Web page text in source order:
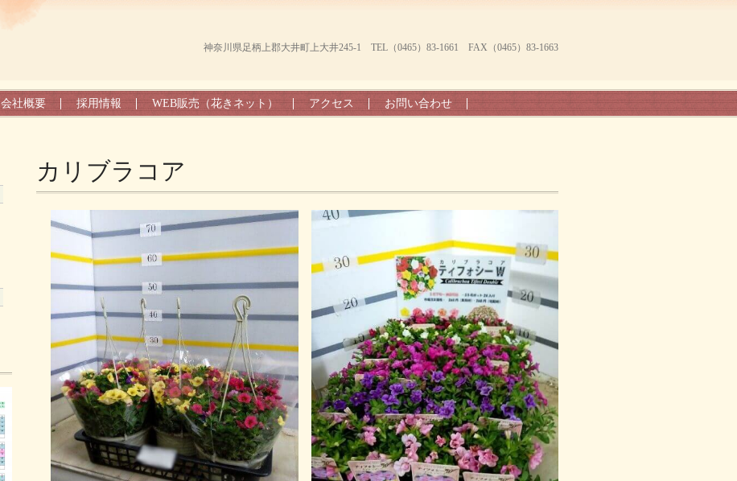
神奈川県足柄上郡大井町上大井245-1 TEL（0465）83-1661 FAX（0465）83-1663
会社概要 採用情報 WEB販売（花きネット） アクセス お問い合わせ
カリブラコア